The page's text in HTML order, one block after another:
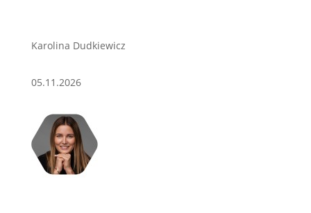
Karolina Dudkiewicz
05.11.2026